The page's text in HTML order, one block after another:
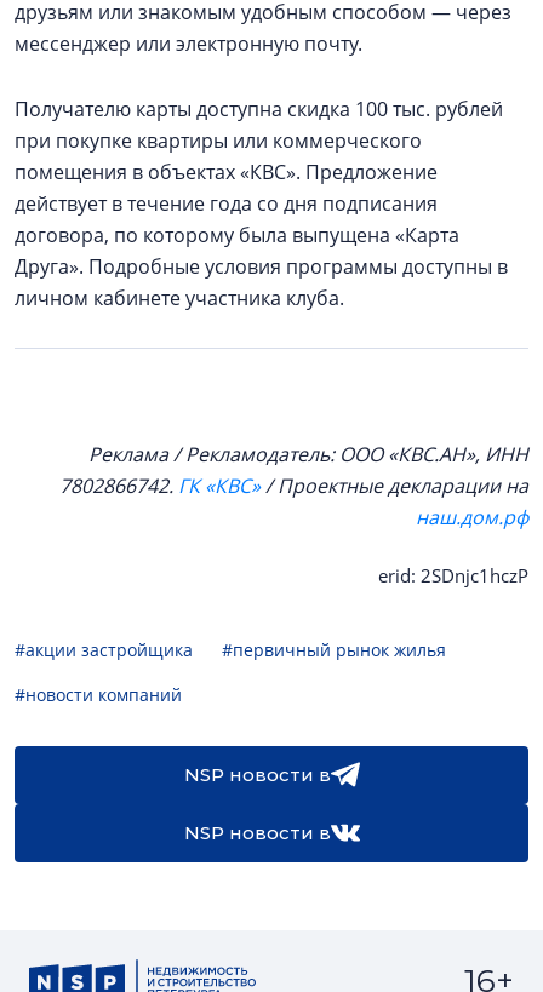
друзьям или знакомым удобным способом — через
мессенджер или электронную почту.
Получателю карты доступна скидка 100 тыс. рублей
при покупке квартиры или коммерческого
помещения в объектах «КВС». Предложение
действует в течение года со дня подписания
договора, по которому была выпущена «Карта
Друга». Подробные условия программы доступны в
личном кабинете участника клуба.
Реклама / Рекламодатель: ООО «КВС.АН», ИНН
7802866742. ГК «КВС»/ Проектные декларации на
наш.дом.рф
erid: 2SDnjc1hczP
#акции застройщика
#первичный рынок жилья
#новости компаний
NSP новости в
NSP новости в
16+